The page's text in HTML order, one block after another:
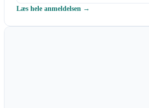
Læs hele anmeldelsen →